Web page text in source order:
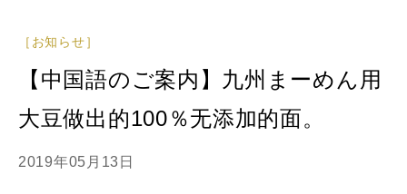
［お知らせ］
【中国語のご案内】九州まーめん用
大豆做出的100％无添加的面。
2019年05月13日